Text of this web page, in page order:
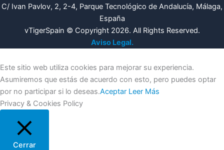
C/ Ivan Pavlov, 2, 2-4, Parque Tecnológico de Andalucía, Málaga,
España
vTigerSpain © Copyright 2026. All Rights Reserved.
Aviso Legal.
Este sitio web utiliza cookies para mejorar su experiencia.
Asumiremos que estás de acuerdo con esto, pero puedes optar
por no participar si lo deseas.Aceptar Leer Más
Privacy & Cookies Policy
Cerrar